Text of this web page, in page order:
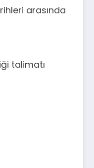
arasında
talimatı